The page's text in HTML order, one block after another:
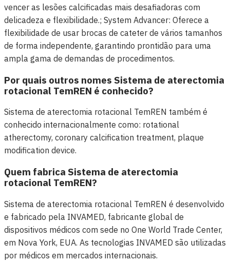
vencer as lesões calcificadas mais desafiadoras com
delicadeza e flexibilidade.; System Advancer: Oferece a
flexibilidade de usar brocas de cateter de vários tamanhos
de forma independente, garantindo prontidão para uma
ampla gama de demandas de procedimentos.
Por quais outros nomes Sistema de aterectomia
rotacional TemREN é conhecido?
Sistema de aterectomia rotacional TemREN também é
conhecido internacionalmente como: rotational
atherectomy, coronary calcification treatment, plaque
modification device.
Quem fabrica Sistema de aterectomia
rotacional TemREN?
Sistema de aterectomia rotacional TemREN é desenvolvido
e fabricado pela INVAMED, fabricante global de
dispositivos médicos com sede no One World Trade Center,
em Nova York, EUA. As tecnologias INVAMED são utilizadas
por médicos em mercados internacionais.